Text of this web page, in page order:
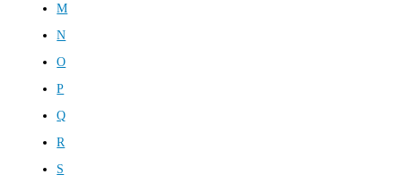
M
N
O
P
Q
R
S